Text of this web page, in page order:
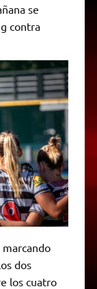
se
contra
dos
los cuatro